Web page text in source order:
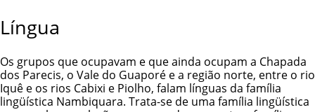
Língua
Os grupos que ocupavam e que ainda ocupam a Chapada
dos Parecis, o Vale do Guaporé e a região norte, entre o rio
Iquê e os rios Cabixi e Piolho, falam línguas da família
lingüística Nambiquara. Trata-se de uma família lingüística